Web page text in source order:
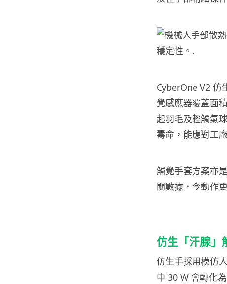
CyberOne V2 仿
覺感應器覆蓋面
起羽毛及輕觸氣
壽命，能應對工
觸覺手套方案亦
關數據，令動作
仿生「汗腺」
仿生手採用模仿
中 30 W 會轉化